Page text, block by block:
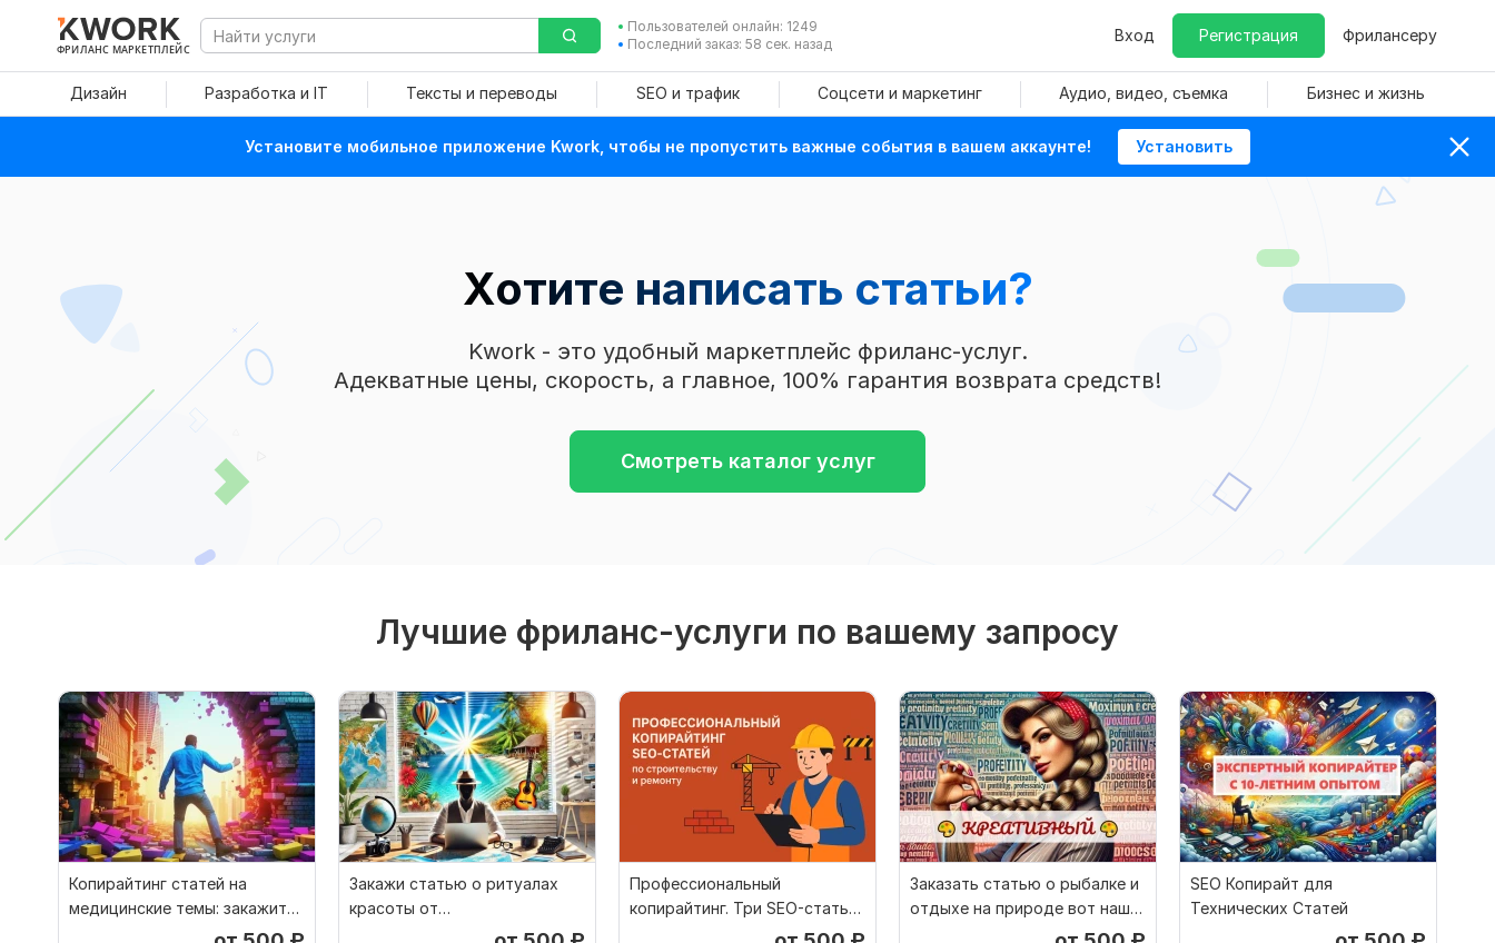
ФРИЛАНС МАРКЕТПЛЕЙС
Пользователей онлайн: 1249
Последний заказ: 58 сек. назад
Вход Регистрация Фрилансеру
Дизайн Разработка и IT Тексты и переводы SEO и трафик Соцсети и маркетинг Аудио, видео, съемка Бизнес и жизнь
Установите мобильное приложение Kwork, чтобы не пропустить важные события в вашем аккаунте! Установить
Хотите написать статьи?
Kwork - это удобный маркетплейс фриланс-услуг.
Адекватные цены, скорость, а главное, 100% гарантия возврата средств!
Смотреть каталог услуг
Лучшие фриланс-услуги по вашему запросу
Копирайтинг статей на
медицинские темы: закажите
Закажи статью о ритуалах
красоты от
профессионального
Профессиональный
копирайтинг. Три SEO-статьи.
Строительство и ремонт
Заказать статью о рыбалке и
отдыхе на природе вот наша
SEO Копирайт для
Технических Статей